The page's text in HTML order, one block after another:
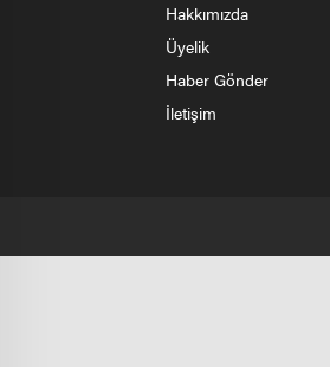
Hakkımızda
Üyelik
Haber Gönder
İletişim